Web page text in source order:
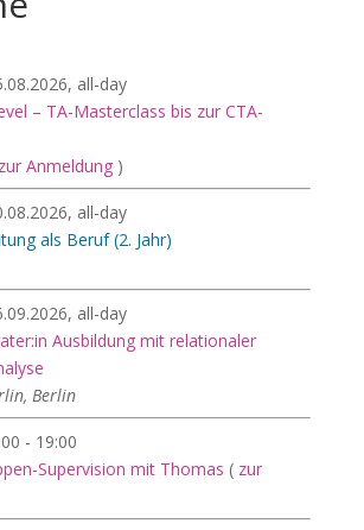
all-day
– TA-Masterclass bis zur CTA-
zur Anmeldung)
all-day
als Beruf (2. Jahr)
all-day
Ausbildung mit relationaler
Berlin
- 19:00
Supervision mit Thomas ( zur